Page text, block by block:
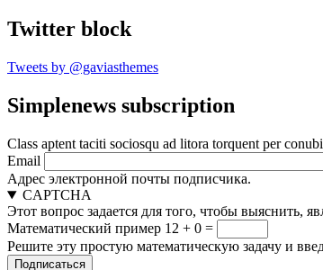
Twitter block
Tweets by @gaviasthemes
Simplenews subscription
Class aptent taciti sociosqu ad litora torquent per
Email
Адрес электронной почты подписчика.
CAPTCHA
Этот вопрос задается для того, чтобы выяснить,
Математический пример 12 + 0 =
Решите эту простую математическую задачу и